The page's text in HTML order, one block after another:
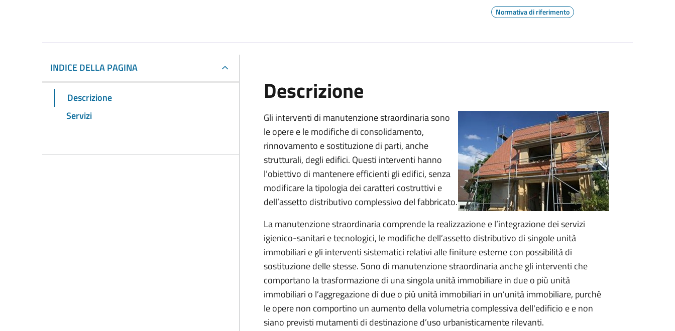
Normativa di riferimento
INDICE DELLA PAGINA
Descrizione
Servizi
Descrizione
Gli interventi di manutenzione straordinaria sono
le opere e le modifiche di consolidamento,
rinnovamento e sostituzione di parti, anche
strutturali, degli edifici. Questi interventi hanno
l’obiettivo di mantenere efficienti gli edifici, senza
modificare la tipologia dei caratteri costruttivi e
dell’assetto distributivo complessivo del fabbricato.
La manutenzione straordinaria comprende la realizzazione e l’integrazione dei servizi
igienico-sanitari e tecnologici, le modifiche dell’assetto distributivo di singole unità
immobiliari e gli interventi sistematici relativi alle finiture esterne con possibilità di
sostituzione delle stesse. Sono di manutenzione straordinaria anche gli interventi che
comportano la trasformazione di una singola unità immobiliare in due o più unità
immobiliari o l’aggregazione di due o più unità immobiliari in un’unità immobiliare, purché
le opere non comportino un aumento della volumetria complessiva dell'edificio e e non
siano previsti mutamenti di destinazione d’uso urbanisticamente rilevanti.